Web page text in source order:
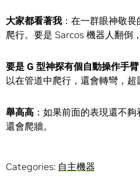
大家都看著我 ：在一群眼神敬
爬行。要是 Sarcos 機器人翻倒
要是 G 型神探有個自動操作手臂
以在管道中爬行，還會轉彎，超
舉高高 ：如果前面的表現還不
還會爬牆。
Categories: 自主機器